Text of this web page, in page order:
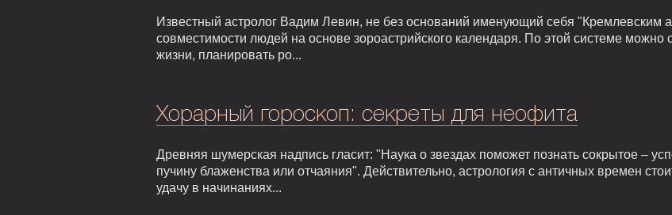
Известный астролог Вадим Левин, не без оснований именующий себя "Кремлевским
совместимости людей на основе зороастрийского календаря. По этой системе можно
жизни, планировать ро...
Хорарный гороскоп: секреты для неофита
Древняя шумерская надпись гласит: "Наука о звездах поможет познать сокрытое –
пучину блаженства или отчаяния". Действительно, астрология с античных времен
удачу в начинаниях...